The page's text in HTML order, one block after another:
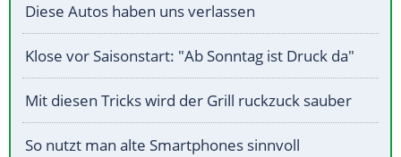
Diese Autos haben uns verlassen
Klose vor Saisonstart: "Ab Sonntag ist Druck da"
Mit diesen Tricks wird der Grill ruckzuck sauber
So nutzt man alte Smartphones sinnvoll